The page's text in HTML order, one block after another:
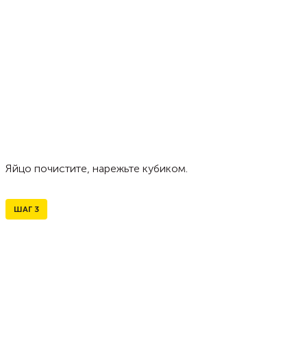
Яйцо почистите, нарежьте кубиком.
ШАГ 3